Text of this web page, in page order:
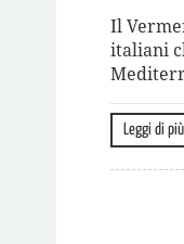
Il
italiani
Leggi di più